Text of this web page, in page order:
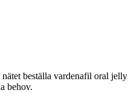
beställa vardenafil oral jelly
behov.